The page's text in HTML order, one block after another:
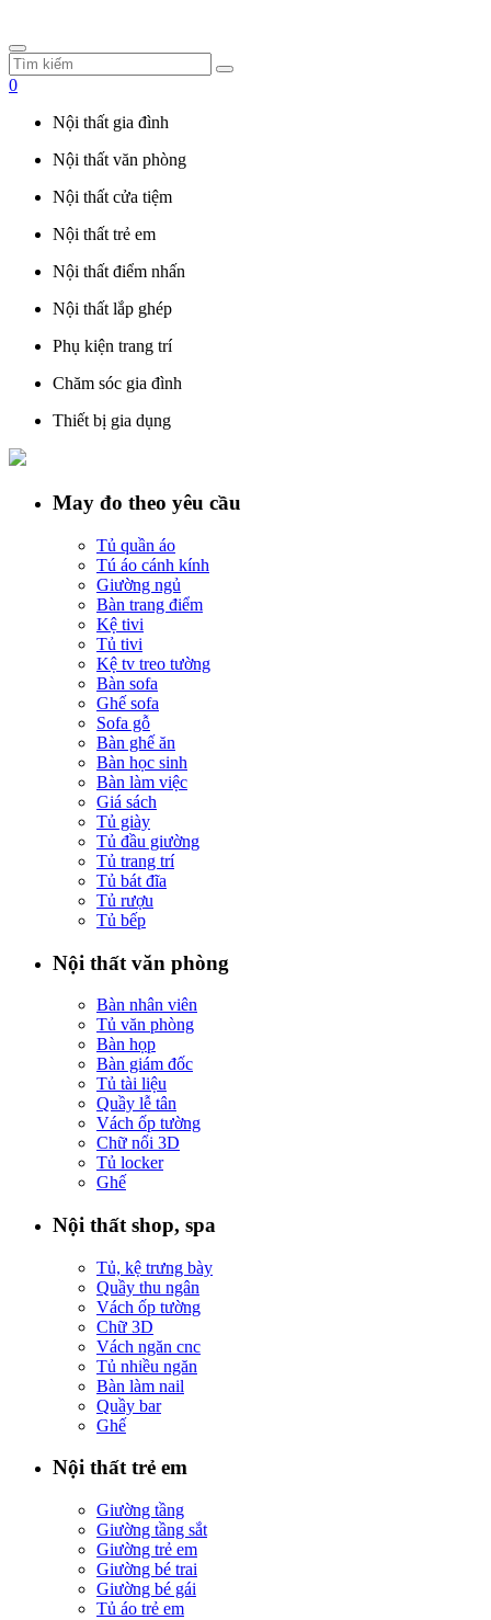
0
Nội thất gia đình
Nội thất văn phòng
Nội thất cửa tiệm
Nội thất trẻ em
Nội thất điểm nhấn
Nội thất lắp ghép
Phụ kiện trang trí
Chăm sóc gia đình
Thiết bị gia dụng
May đo theo yêu cầu
Tủ quần áo
Tú áo cánh kính
Giường ngủ
Bàn trang điểm
Kệ tivi
Tủ tivi
Kệ tv treo tường
Bàn sofa
Ghế sofa
Sofa gỗ
Bàn ghế ăn
Bàn học sinh
Bàn làm việc
Giá sách
Tủ giày
Tủ đầu giường
Tủ trang trí
Tủ bát đĩa
Tủ rượu
Tủ bếp
Nội thất văn phòng
Bàn nhân viên
Tủ văn phòng
Bàn họp
Bàn giám đốc
Tủ tài liệu
Quầy lễ tân
Vách ốp tường
Chữ nổi 3D
Tủ locker
Ghế
Nội thất shop, spa
Tủ, kệ trưng bày
Quầy thu ngân
Vách ốp tường
Chữ 3D
Vách ngăn cnc
Tủ nhiều ngăn
Bàn làm nail
Quầy bar
Ghế
Nội thất trẻ em
Giường tầng
Giường tầng sắt
Giường trẻ em
Giường bé trai
Giường bé gái
Tủ áo trẻ em